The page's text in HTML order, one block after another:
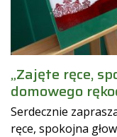
„Zajęte ręce,
domowego
Serdecznie
ręce, spokojna